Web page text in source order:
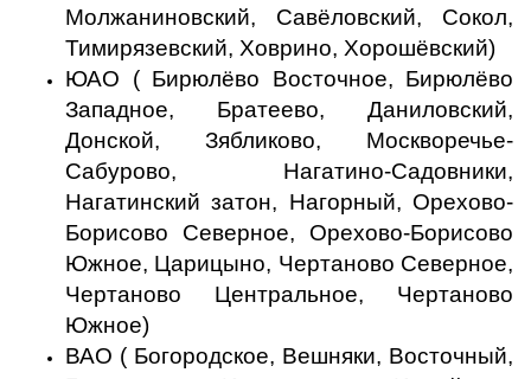
Молжаниновский, Савёловский, Сокол,
Тимирязевский, Ховрино, Хорошёвский)
ЮАО ( Бирюлёво Восточное, Бирюлёво
Западное, Братеево, Даниловский,
Донской, Зябликово, Москворечье-
Сабурово, Нагатино-Садовники,
Нагатинский затон, Нагорный, Орехово-
Борисово Северное, Орехово-Борисово
Южное, Царицыно, Чертаново Северное,
Чертаново Центральное, Чертаново
Южное)
ВАО ( Богородское, Вешняки, Восточный,